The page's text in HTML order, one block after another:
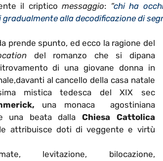
il criptico messaggio: “chi ha
alla decodificazione di
prende spunto, ed ecco la ragione del
del romanzo che si dipana
di una giovane donna in
al cancello della casa natale
mistica tedesca del XIX sec
una monaca agostiniana
una beata dalla Chiesa Cattolica
attribuisce doti di veggente e virtù
levitazione, bilocazione,